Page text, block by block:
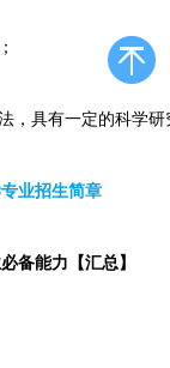
具有一定的科学研
业招生简章
备能力【汇总】